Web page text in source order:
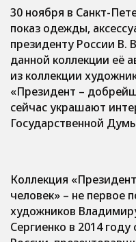
30 ноября в Санкт-
показ одежды,
президенту России В.
данной коллекции её
из коллекции
«Президент –
сейчас украшают
Государственной
Коллекция
человек» – не первое
художников
Сергиенко в 2014